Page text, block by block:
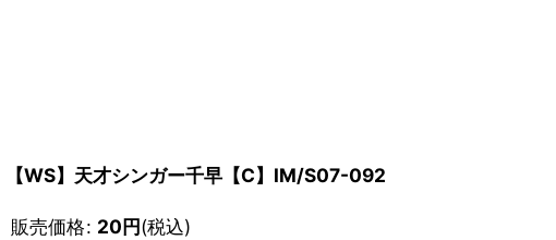
【WS】天才シンガー千早【C】IM/S07-092
販売価格: 20円(税込)